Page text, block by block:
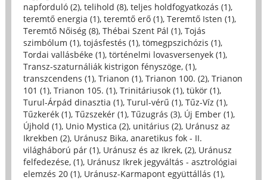
napforduló (2), telihold (8), teljes holdfogyatkozás (1),
teremtő energia (1), teremtő erő (1), Teremtő Isten (1),
Teremtő Nőiség (8), Thébai Szent Pál (1), Tojás
szimbólum (1), tojásfestés (1), tömegpszichózis (1),
Tordai vallásbéke (1), történelmi lovasversenyek (1),
Transz-szaturnáliák kistrigon fényszöge, (1),
transzcendens (1), Trianon (1), Trianon 100. (2), Trianon
101 (1), Trianon 105. (1), Trinitáriusok (1), tükör (1),
Turul-Árpád dinasztia (1), Turul-vérű (1), Tűz-Víz (1),
Tűzkerék (1), Tűzszekér (1), Tűzugrás (3), Új Ember (1),
Újhold (1), Unio Mystica (2), unitárius (2), Uránusz az
Ikrekben (2), Uránusz Bika, anaretikus fok - II.
világháború pár (1), Uránusz és az Ikrek, (2), Uránusz
felfedezése, (1), Uránusz Ikrek jegyváltás - asztrológiai
elemzés 20 (1), Uránusz-Karmapont együttállás (1),